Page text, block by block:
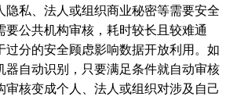
隐私、法人或组织商业秘密等需要安全
要公共机构审核，耗时较长且较难通
过分的安全顾虑影响数据开放利用。如
器自动识别，只要满足条件就自动审核
审核变成个人、法人或组织对涉及自己